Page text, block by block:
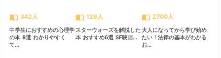
import_contacts 342人
中学生におすすめの心理学
の本 8選 わかりやすく
て...
import_contacts 129人
スターウォーズを解説した
本 おすすめ6選 SF映画...
import_contacts 2700人
大人になってから学び始め
たい！法律の基本がわかる
お...